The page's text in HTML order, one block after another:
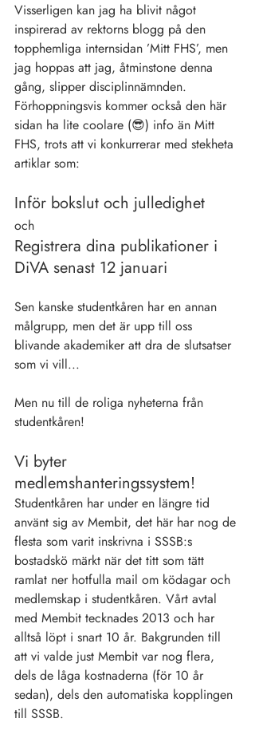
Visserligen kan jag ha blivit något
inspirerad av rektorns blogg på den
topphemliga internsidan ’Mitt FHS’, men
jag hoppas att jag, åtminstone denna
gång, slipper disciplinnämnden.
Förhoppningsvis kommer också den här
sidan ha lite coolare (😎) info än Mitt
FHS, trots att vi konkurrerar med stekheta
artiklar som:
Inför bokslut och julledighet
och
Registrera dina publikationer i
DiVA senast 12 januari
Sen kanske studentkåren har en annan
målgrupp, men det är upp till oss
blivande akademiker att dra de slutsatser
som vi vill...
Men nu till de roliga nyheterna från
studentkåren!
Vi byter
medlemshanteringssystem!
Studentkåren har under en längre tid
använt sig av Membit, det här har nog de
flesta som varit inskrivna i SSSB:s
bostadskö märkt när det titt som tätt
ramlat ner hotfulla mail om ködagar och
medlemskap i studentkåren. Vårt avtal
med Membit tecknades 2013 och har
alltså löpt i snart 10 år. Bakgrunden till
att vi valde just Membit var nog flera,
dels de låga kostnaderna (för 10 år
sedan), dels den automatiska kopplingen
till SSSB.